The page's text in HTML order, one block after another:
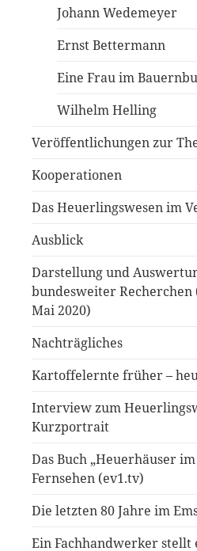
Johann Wedemeyer
Ernst Bettermann
Eine Frau im
Wilhelm Helling
Veröffentlichungen zur
Kooperationen
Das Heuerlingswesen im
Ausblick
Darstellung und
bundesweiter Recherchen
Mai 2020)
Nachträgliches
Kartoffelernte früher –
Interview zum
Kurzportrait
Das Buch „Heuerhäuser
Fernsehen (ev1.tv)
Die letzten 80 Jahre im
Ein Fachhandwerker stellt